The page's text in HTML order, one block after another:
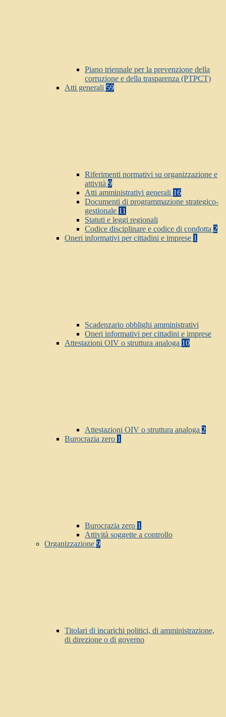
Piano triennale per la prevenzione della
corruzione e della trasparenza (PTPCT)
Atti generali 59
Riferimenti normativi su organizzazione e
attività 9
Atti amministrativi generali 16
Documenti di programmazione strategico-
gestionale 11
Statuti e leggi regionali
Codice disciplinare e codice di condotta 2
Oneri informativi per cittadini e imprese 1
Scadenzario obblighi amministrativi
Oneri informativi per cittadini e imprese
Attestazioni OIV o struttura analoga 10
Attestazioni OIV o struttura analoga 2
Burocrazia zero 1
Burocrazia zero 1
Attività soggette a controllo
Organizzazione 9
Titolari di incarichi politici, di amministrazione,
di direzione o di governo